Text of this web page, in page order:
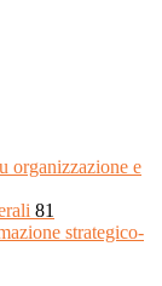
organizzazione e
81
strategico-